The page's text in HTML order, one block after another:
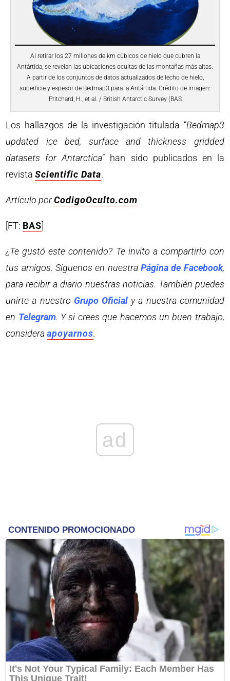
Al retirar los 27 millones de km cúbicos de hielo que cubren la
Antártida, se revelan las ubicaciones ocultas de las montañas más altas.
A partir de los conjuntos de datos actualizados de lecho de hielo,
superficie y espesor de Bedmap3 para la Antártida. Crédito de imagen:
Pritchard, H., et al. / British Antarctic Survey (BAS
Los hallazgos de la investigación titulada “Bedmap3
updated ice bed, surface and thickness gridded
datasets for Antarctica” han sido publicados en la
revistaScientific Data.
Artículo porCodigoOculto.com
[FT: BAS
¿Te gustó este contenido? Te invito a compartirlo con
tus amigos. Síguenos en nuestraPágina de Facebook,
para recibir a diario nuestras noticias. También puedes
unirte a nuestro Grupo Oficial y a nuestra comunidad
en Telegram. Y si crees que hacemos un buen trabajo,
consideraapoyarnos.
ad